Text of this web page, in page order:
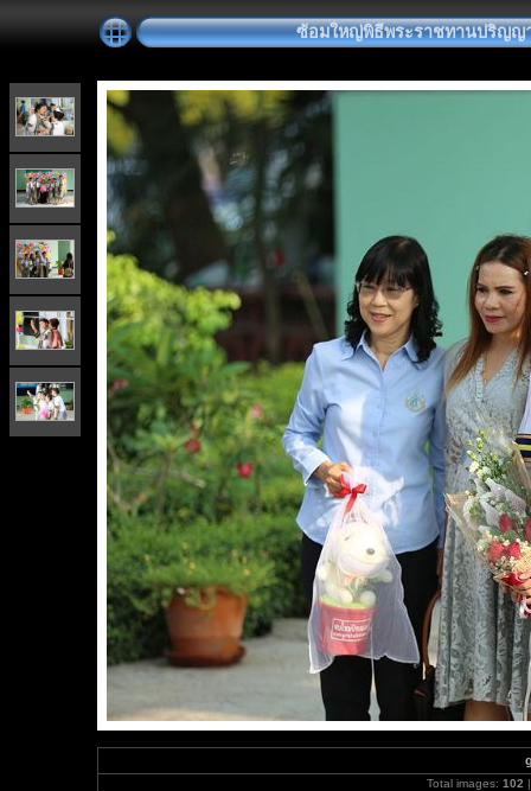
ซ้อมใหญ่พิธีพระราชทานปริญญ
Total images: 102